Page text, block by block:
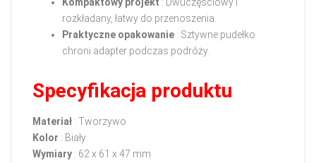
rozkładany, łatwy do przenoszenia.
Praktyczne opakowanie : Sztywne pudełko
chroni adapter podczas podróży.
Specyfikacja produktu
Materiał : Tworzywo
Kolor : Biały
Wymiary : 62 x 61 x 47 mm